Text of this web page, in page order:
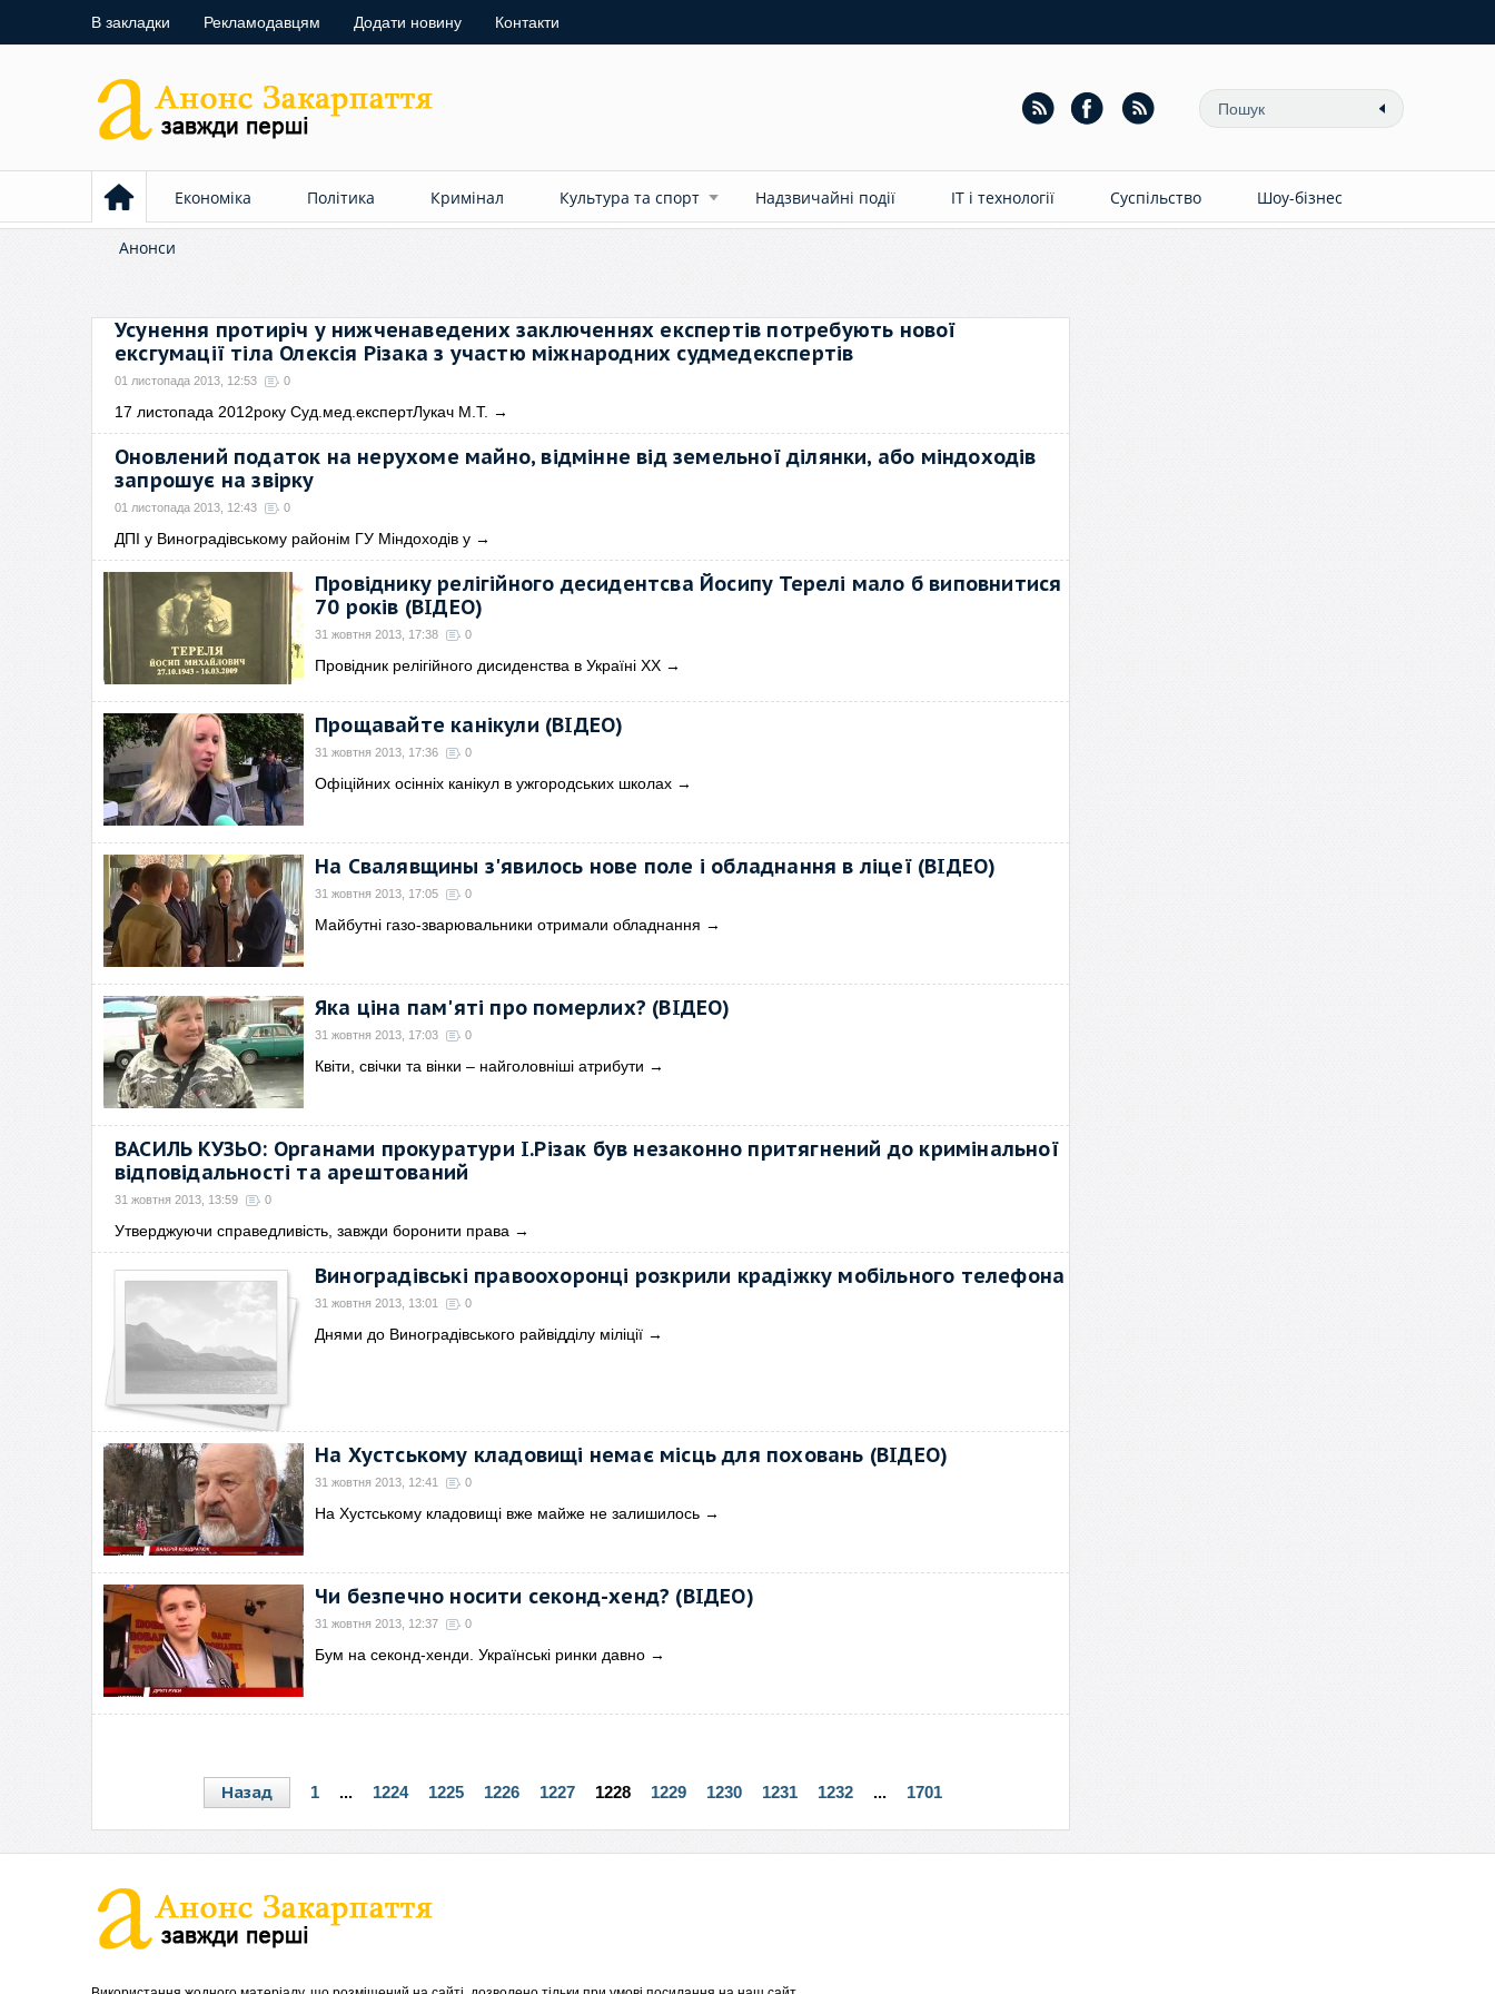
В закладки Рекламодавцям Додати новину Контакти
Економіка Політика Кримінал Культура та спорт Надзвичайні події ІТ і технології Суспільство Шоу-бізнес
Анонси
Усунення протиріч у нижченаведених заключеннях експертів потребують нової
ексгумації тіла Олексія Різака з участю міжнародних судмедекспертів
01 листопада 2013, 12:53 0
17 листопада 2012року Суд.мед.експертЛукач М.Т. →
Оновлений податок на нерухоме майно, відмінне від земельної ділянки, або міндоходів
запрошує на звірку
01 листопада 2013, 12:43 0
ДПІ у Виноградівському районім ГУ Міндоходів у →
Провіднику релігійного десидентсва Йосипу Терелі мало б виповнитися
70 років (ВІДЕО)
31 жовтня 2013, 17:38 0
Провідник релігійного дисиденства в Україні ХХ →
Прощавайте канікули (ВІДЕО)
31 жовтня 2013, 17:36 0
Офіційних осінніх канікул в ужгородських школах →
На Свалявщины з'явилось нове поле і обладнання в ліцеї (ВІДЕО)
31 жовтня 2013, 17:05 0
Майбутні газо-зварювальники отримали обладнання →
Яка ціна пам'яті про померлих? (ВІДЕО)
31 жовтня 2013, 17:03 0
Квіти, свічки та вінки – найголовніші атрибути →
ВАСИЛЬ КУЗЬО: Органами прокуратури І.Різак був незаконно притягнений до кримінальної
відповідальності та арештований
31 жовтня 2013, 13:59 0
Утверджуючи справедливість, завжди боронити права →
Виноградівські правоохоронці розкрили крадіжку мобільного телефона
31 жовтня 2013, 13:01 0
Днями до Виноградівського райвідділу міліції →
На Хустському кладовищі немає місць для поховань (ВІДЕО)
31 жовтня 2013, 12:41 0
На Хустському кладовищі вже майже не залишилось →
Чи безпечно носити секонд-хенд? (ВІДЕО)
31 жовтня 2013, 12:37 0
Бум на секонд-хенди. Українські ринки давно →
Назад 1 ... 1224 1225 1226 1227 1228 1229 1230 1231 1232 ... 1701